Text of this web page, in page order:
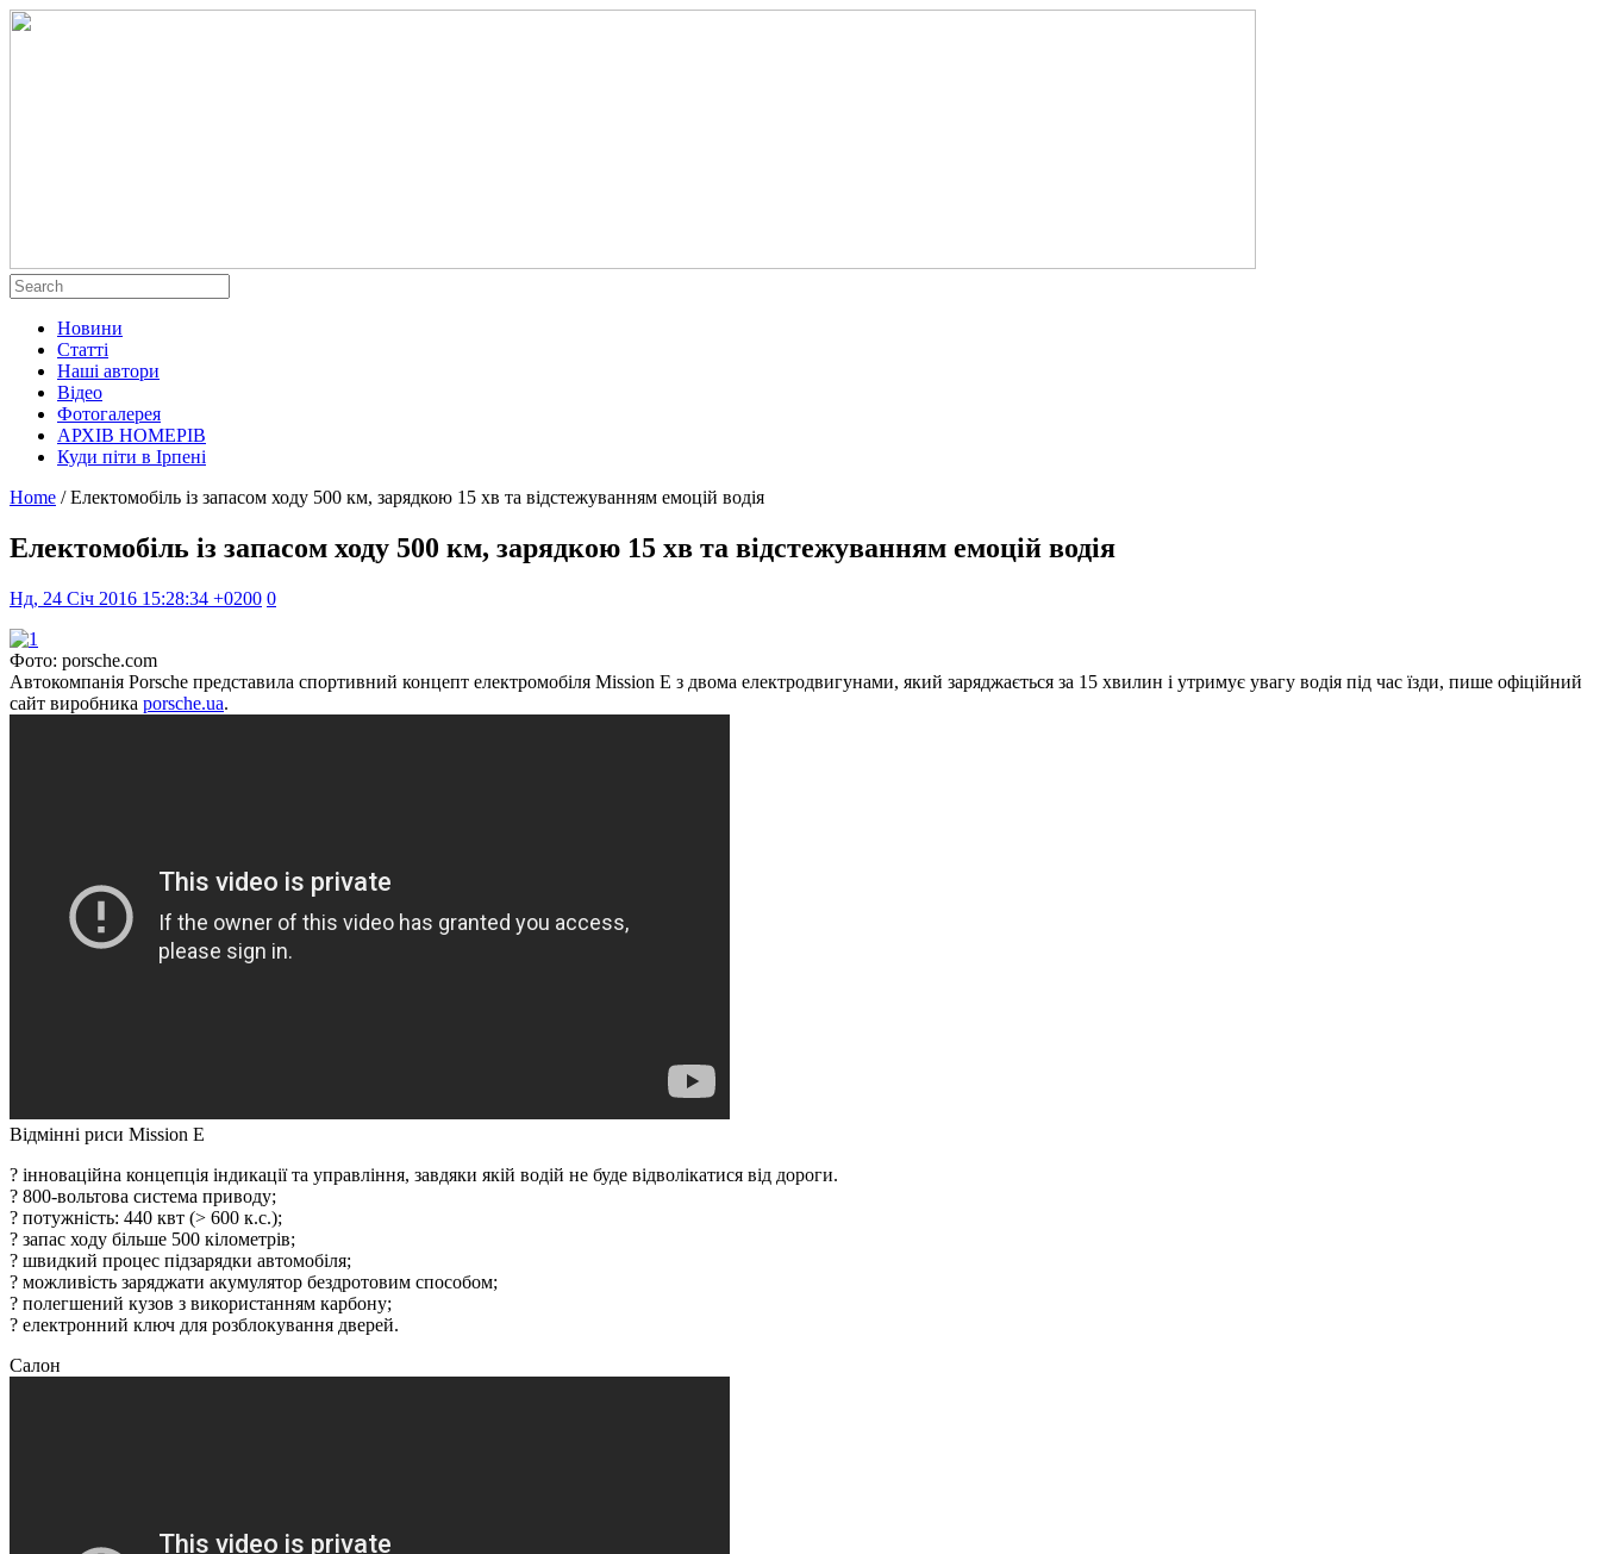
Новини
Статті
Наші автори
Відео
Фотогалерея
АРХІВ НОМЕРІВ
Куди піти в Ірпені
Home / Електомобіль із запасом ходу 500 км, зарядкою 15 хв та відстежуванням емоцій водія
Електомобіль із запасом ходу 500 км, зарядкою 15 хв та відстежуванням емоцій водія
Нд, 24 Січ 2016 15:28:34 +0200 0
Фото: porsche.com
Автокомпанія Porsche представила спортивний концепт електромобіля Mission E з двома електродвигунами, який заряджається за 15 хвилин і утримує увагу водія під час їзди, пише офіційний
сайт виробника porsche.ua.
Відмінні риси Mission E
? інноваційна концепція індикації та управління, завдяки якій водій не буде відволікатися від дороги.
? 800-вольтова система приводу;
? потужність: 440 квт (> 600 к.с.);
? запас ходу більше 500 кілометрів;
? швидкий процес підзарядки автомобіля;
? можливість заряджати акумулятор бездротовим способом;
? полегшений кузов з використанням карбону;
? електронний ключ для розблокування дверей.
Салон